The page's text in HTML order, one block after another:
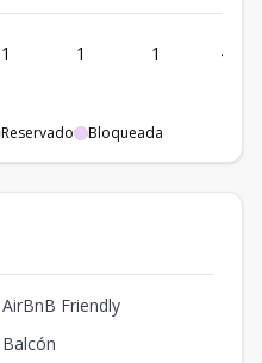
1 1 1 49
Reservado Bloqueada
AirBnB Friendly
Balcón